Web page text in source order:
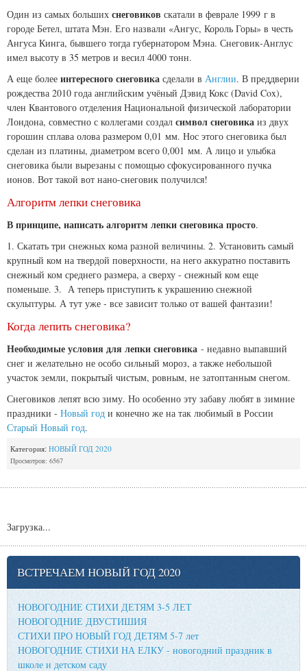
Один из самых больших снеговиков скатали в феврале 1999 г в
городе Бетел, штата Мэн. Его назвали «Ангус, Король Горы» в честь
Ангуса Кинга, бывшего тогда губернатором Мэна. Снеговик-Англус
имел высоту в 35 метров и весил 4000 тонн.
А еще более интересного снеговика сделали в Англии. В преддверии
рождества 2010 года английским учёный Дэвид Кокс (David Cox),
член Квантового отделения Национальной физической лаборатории
Лондона, совместно с коллегами создал символ снеговика из двух
горошин сплава олова размером 0,01 мм. Нос этого снеговика был
сделан из платины, диаметром всего 0,001 мм. А лицо и улыбка
снеговика были вырезаны с помощью сфокусированного пучка
ионов. Вот такой вот нано-снеговик получился!
Алгоритм лепки снеговика
В принципе, написать алгоритм лепки снеговика просто.
1. Скатать три снежных кома разной величины. 2. Установить самый
крупный ком на твердой поверхности, на него аккуратно поставить
снежный ком среднего размера, а сверху - снежный ком еще
поменьше. 3. А теперь приступить к украшению снежной
скульптуры. А тут уже - все зависит только от вашей фантазии!
Когда лепить снеговика?
Необходимые условия для лепки снеговика - недавно выпавший
снег и желательно не особо сильный мороз, а также небольшой
участок земли, покрытый чистым, ровным, не затоптанным снегом.
Снеговиков лепят всю зиму. Но особенно эту забаву любят в зимние
праздники - Новый год и конечно же на так любимый в России
Старый Новый год.
Категория: НОВЫЙ ГОД 2020
Просмотров: 6567
Загрузка...
ВСТРЕЧАЕМ НОВЫЙ ГОД 2020
НОВОГОДНИЕ СТИХИ ДЕТЯМ 3-5 ЛЕТ
НОВОГОДНИЕ ДВУСТИШИЯ
СТИХИ ПРО НОВЫЙ ГОД ДЕТЯМ 5-7 лет
НОВОГОДНИЕ СТИХИ НА ЕЛКУ - новогодний праздник в
школе и детском саду